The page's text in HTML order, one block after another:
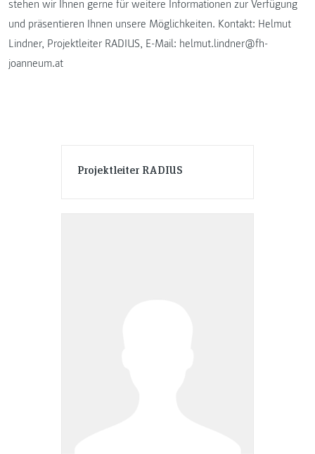
Projektleiter RADIUS
stehen wir Ihnen gerne für weitere Informationen zur Verfügung
und präsentieren Ihnen unsere Möglichkeiten. Kontakt: Helmut
Lindner, Projektleiter RADIUS, E-Mail: helmut.lindner@fh-
joanneum.at